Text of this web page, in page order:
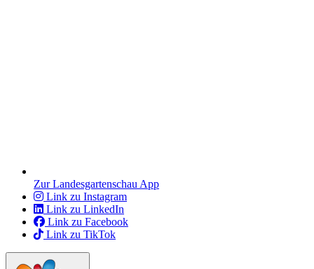
Zur Landesgartenschau App
Link zu Instagram
Link zu LinkedIn
Link zu Facebook
Link zu TikTok